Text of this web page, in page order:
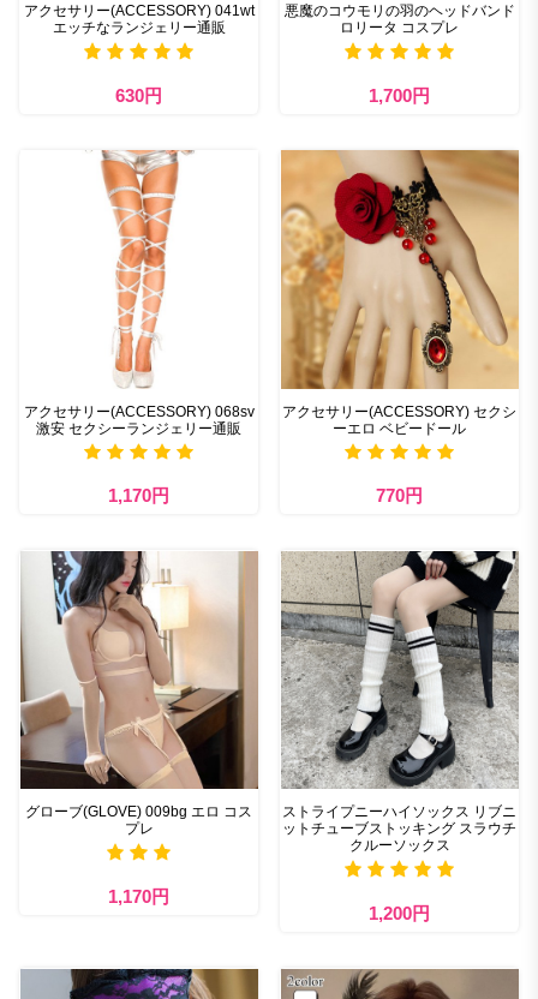
アクセサリー(ACCESSORY) 041wt
エッチなランジェリー通販
630円
悪魔のコウモリの羽のヘッドバンド
ロリータ コスプレ
1,700円
アクセサリー(ACCESSORY) 068sv
激安 セクシーランジェリー通販
1,170円
アクセサリー(ACCESSORY) セクシ
ーエロ ベビードール
770円
グローブ(GLOVE) 009bg エロ コス
プレ
1,170円
ストライプニーハイソックス リブニ
ットチューブストッキング スラウチ
クルーソックス
1,200円